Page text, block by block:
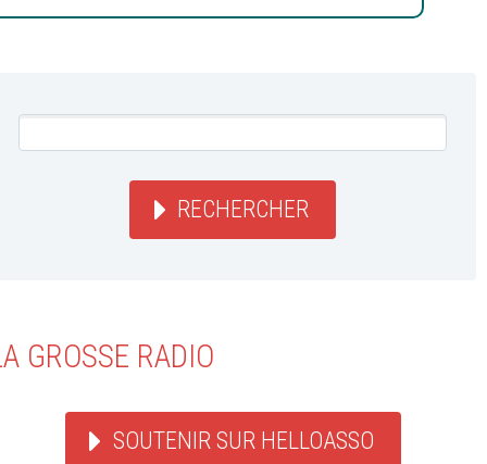
RECHERCHER
GROSSE RADIO
SOUTENIR SUR HELLOASSO